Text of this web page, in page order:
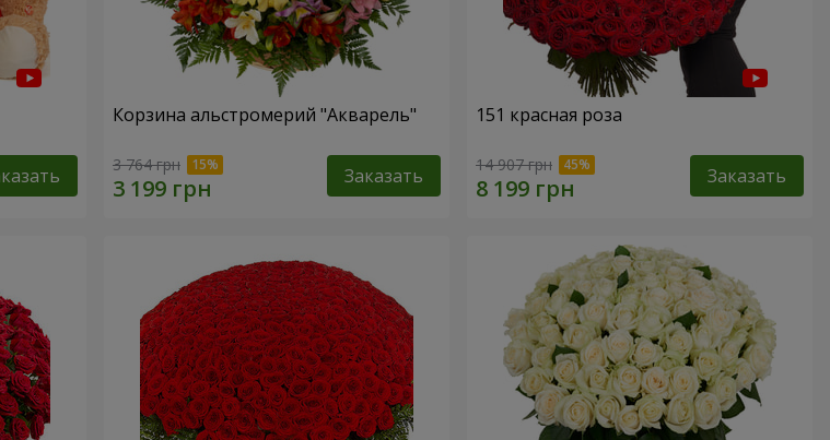
Корзина альстромерий "Акварель"
3 764 грн Заказать
151 красная роза
14 907 грн Заказать